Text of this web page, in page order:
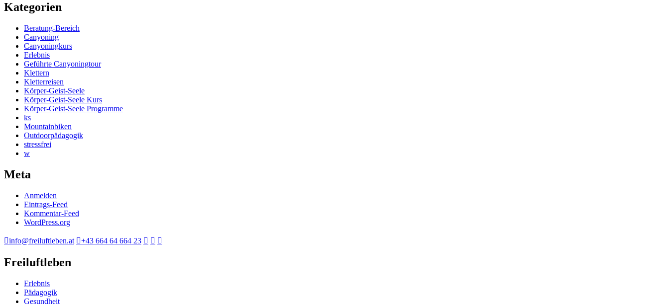
Kategorien
Beratung-Bereich
Canyoning
Canyoningkurs
Erlebnis
Geführte Canyoningtour
Klettern
Kletterreisen
Körper-Geist-Seele
Körper-Geist-Seele Kurs
Körper-Geist-Seele Programme
ks
Mountainbiken
Outdoorpädagogik
stressfrei
w
Meta
Anmelden
Eintrags-Feed
Kommentar-Feed
WordPress.org
info@freiluftleben.at +43 664 64 664 23
Freiluftleben
Erlebnis
Pädagogik
Gesundheit